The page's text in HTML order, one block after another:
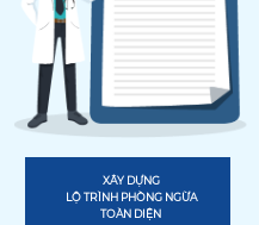
XÂY DỰNG
LỘ TRÌNH PHÒNG NGỪA
TOÀN DIỆN